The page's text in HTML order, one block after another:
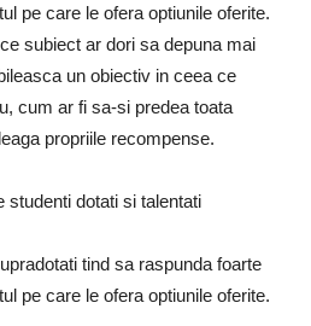
pe care le ofera optiunile oferite.
subiect ar dori sa depuna mai
un obiectiv in ceea ce
cum ar fi sa-si predea toata
propriile recompense.
studenti dotati si talentati
tind sa raspunda foarte
pe care le ofera optiunile oferite.